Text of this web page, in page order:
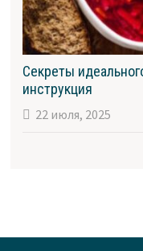
Секреты
инструкция
22 июля, 2025